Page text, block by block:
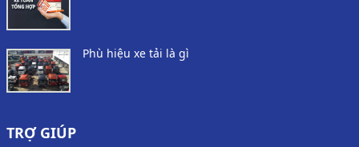
Phù hiệu xe tải là gì
TRỢ GIÚP